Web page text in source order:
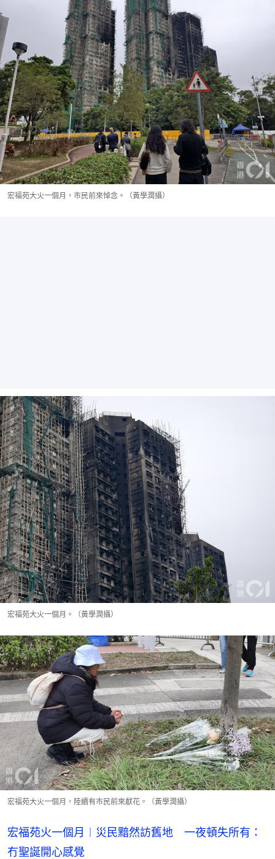
宏福苑大火一個月，市民前來悼念。（黃學潤攝）
宏福苑大火一個月。（黃學潤攝）
宏福苑大火一個月，陸續有市民前來獻花。（黃學潤攝）
宏福苑火一個月︱災民黯然訪舊地 一夜頓失所有：
冇聖誕開心感覺